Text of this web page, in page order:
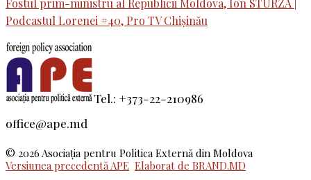
Fostul prim-ministru al Republicii Moldova, Ion STURZA |
Podcastul Lorenei #40, Pro TV Chișinău
Tel.: +373-22-210986
office@ape.md
© 2026 Asociaţia pentru Politica Externă din Moldova
Versiunea precedentă APE Elaborat de BRAND.MD